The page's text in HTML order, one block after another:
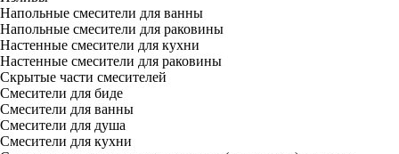
Напольные смесители для ванны
Напольные смесители для раковины
Настенные смесители для кухни
Настенные смесители для раковины
Скрытые части смесителей
Смесители для биде
Смесители для ванны
Смесители для душа
Смесители для кухни